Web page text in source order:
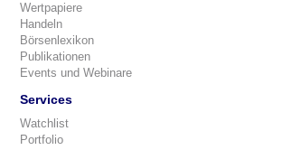
Wertpapiere
Handeln
Börsenlexikon
Publikationen
Events und Webinare
Services
Watchlist
Portfolio